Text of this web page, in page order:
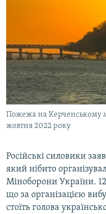
Пожежа на Керченському
жовтня 2022 року
Російські силовики
який нібито
Міноборони України.
що за організацією
стоїть голова